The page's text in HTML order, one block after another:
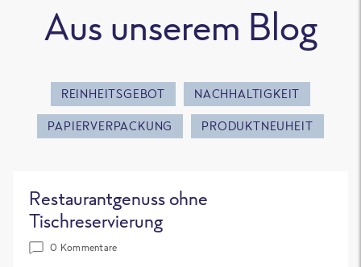
Aus unserem Blog
REINHEITSGEBOT NACHHALTIGKEIT
PAPIERVERPACKUNG PRODUKTNEUHEIT
Restaurantgenuss ohne
Tischreservierung
0 Kommentare